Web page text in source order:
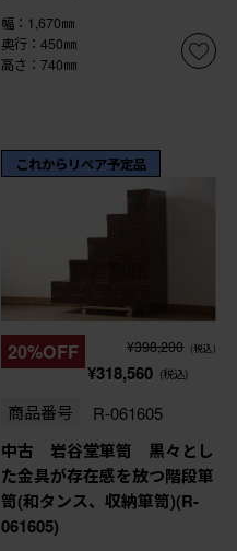
幅：1,670㎜
奥行：450㎜
高さ：740㎜
これからリペア予定品
20%OFF ¥398,200 (税込)
¥318,560 (税込)
商品番号 R-061605
中古 岩谷堂箪笥 黒々とし
た金具が存在感を放つ階段箪
笥(和タンス、収納箪笥)(R-
061605)